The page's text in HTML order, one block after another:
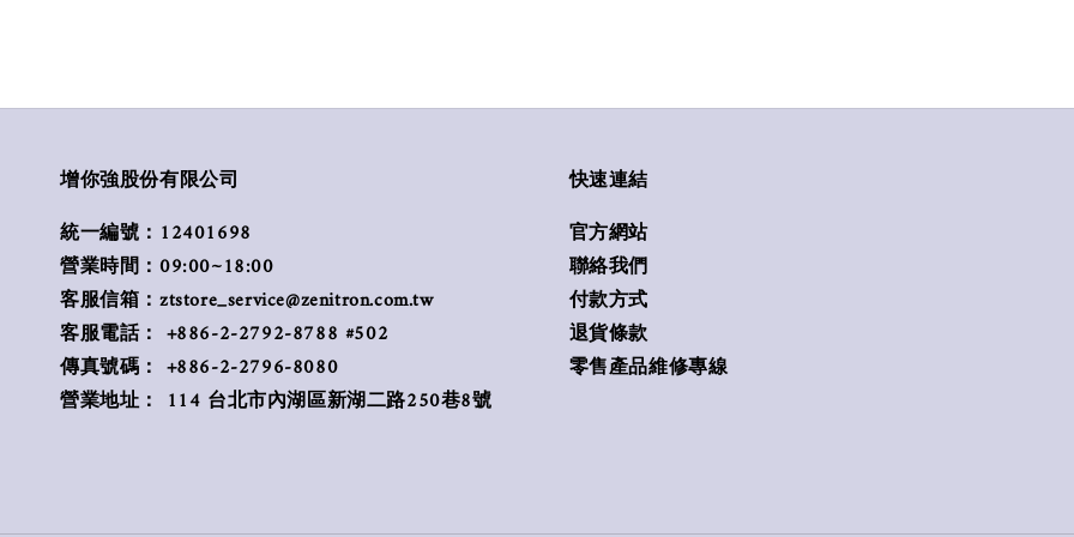
增你強股份有限公司
統一編號：12401698
營業時間：09:00~18:00
客服信箱：ztstore_service@zenitron.com.tw
客服電話： +886-2-2792-8788 #502
傳真號碼： +886-2-2796-8080
營業地址： 114 台北市內湖區新湖二路250巷8號
快速連結
官方網站
聯絡我們
付款方式
退貨條款
零售產品維修專線